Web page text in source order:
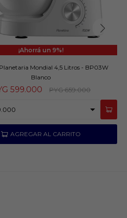
9
Mondial 4,5 Litros - BP03W
Blanco
599.000 PYG 659.000